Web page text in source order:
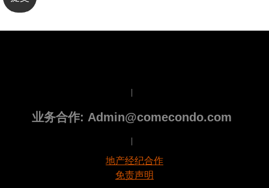
业务合作: Admin@comecondo.com
地产经纪合作
免责声明